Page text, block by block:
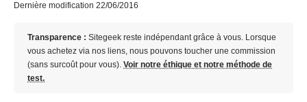
Dernière modification 22/06/2016
Transparence : Sitegeek reste indépendant grâce à vous. Lorsque
vous achetez via nos liens, nous pouvons toucher une commission
(sans surcoût pour vous). Voir notre éthique et notre méthode de
test.